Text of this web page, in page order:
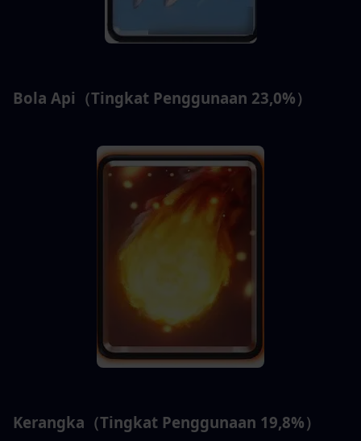
Bola Api（Tingkat Penggunaan 23,0%）
Kerangka（Tingkat Penggunaan 19,8%）